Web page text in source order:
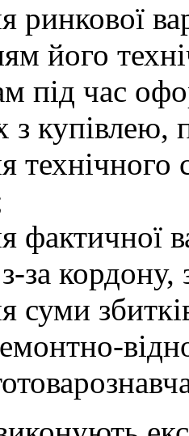
ринкової
його
під час
з
технічного
фактичної
з-за
суми